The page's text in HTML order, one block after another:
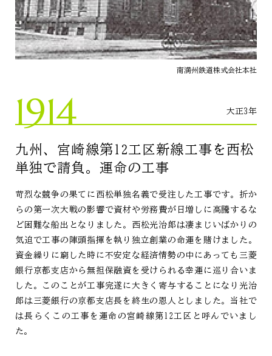
南満州鉄道株式会社本社
1914 大正3年
九州、宮崎線第12工区新線工事を西松
単独で請負。運命の工事
苛烈な競争の果てに西松単独名義で受注した工事です。折か
らの第一次大戦の影響で資材や労務費が日増しに高騰するな
ど困難な船出となりました。西松光治郎は凄まじいばかりの
気迫で工事の陣頭指揮を執り独立創業の命運を賭けました。
資金繰りに窮した時に不安定な経済情勢の中にあっても三菱
銀行京都支店から無担保融資を受けられる幸運に巡り合いま
した。このことが工事完遂に大きく寄与することになり光治
郎は三菱銀行の京都支店長を終生の恩人としました。当社で
は長らくこの工事を運命の宮崎線第12工区と呼んでいまし
た。